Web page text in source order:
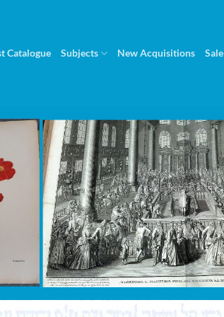
Catalogue Subjects New Acquisitions Sale